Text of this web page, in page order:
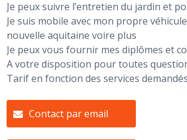
Je peux suivre l’entretien du jardin et
Je suis mobile avec mon propre
nouvelle aquitaine voire plus
Je peux vous fournir mes diplômes et
A votre disposition pour toutes
Tarif en fonction des services demandés
Contact par email